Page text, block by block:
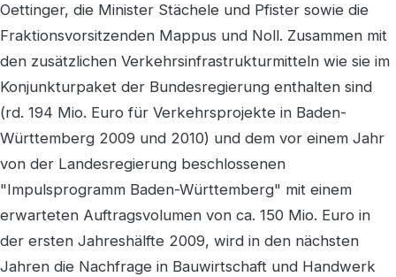
Oettinger, die Minister Stächele und Pfister sowie die
Fraktionsvorsitzenden Mappus und Noll. Zusammen mit
den zusätzlichen Verkehrsinfrastrukturmitteln wie sie im
Konjunkturpaket der Bundesregierung enthalten sind
(rd. 194 Mio. Euro für Verkehrsprojekte in Baden-
Württemberg 2009 und 2010) und dem vor einem Jahr
von der Landesregierung beschlossenen
"Impulsprogramm Baden-Württemberg" mit einem
erwarteten Auftragsvolumen von ca. 150 Mio. Euro in
der ersten Jahreshälfte 2009, wird in den nächsten
Jahren die Nachfrage in Bauwirtschaft und Handwerk